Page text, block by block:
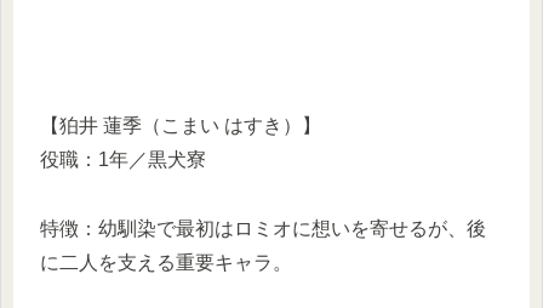
【狛井 蓮季（こまい はすき）】
役職：1年／黒犬寮
特徴：幼馴染で最初はロミオに想いを寄せるが、後
に二人を支える重要キャラ。